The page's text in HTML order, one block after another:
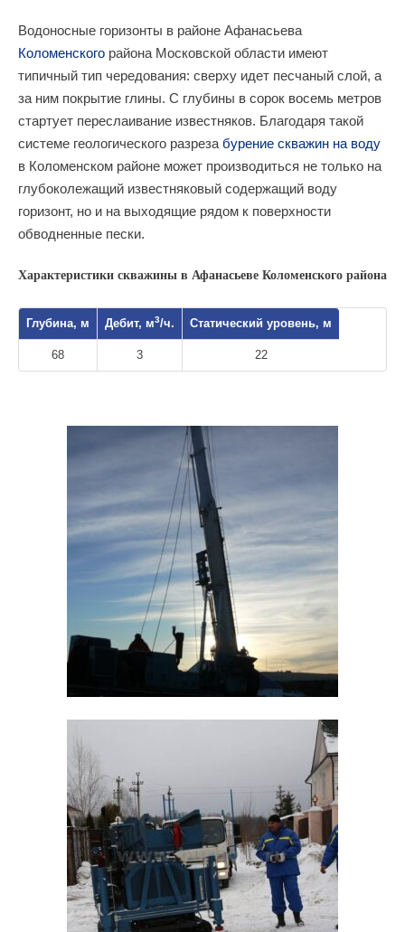
Водоносные горизонты в районе Афанасьева
Коломенского района Московской области имеют
типичный тип чередования: сверху идет песчаный слой, а
за ним покрытие глины. С глубины в сорок восемь метров
стартует переслаивание известняков. Благодаря такой
системе геологического разреза бурение скважин на воду
в Коломенском районе может производиться не только на
глубоколежащий известняковый содержащий воду
горизонт, но и на выходящие рядом к поверхности
обводненные пески.
Характеристики скважины в Афанасьеве Коломенского района
Глубина, м Дебит, м3/ч. Статический уровень, м
68 3 22